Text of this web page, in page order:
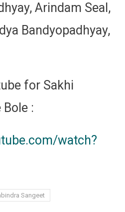
Arindam Seal,
Bandyopadhyay,
for Sakhi
Bole :
watch?
Sangeet